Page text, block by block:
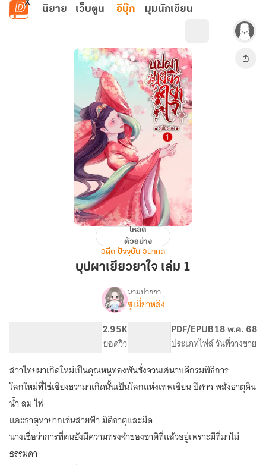
ข้ามไปยังเนื้อหาหลัก
นิยาย เว็บตูน อีบุ๊ก มุมนักเขียน
บุปผา
เยียวยา
ใจ
เล่ม
โหลด
ตัวอย่าง
อดีต ปัจจุบัน อนาคต
บุปผาเยียวยาใจ เล่ม 1
เรื่อง
นามปากกา
ซูเมี่ยวหลิง
2.95K
ยอดวิว
PDF/EPUB
ประเภทไฟล์
18 พ.ค. 68
วันที่วางขาย
สาวไทยมาเกิดใหม่เป็นคุณหนูทองพันชั่งจวนเสนาบดีกรมพิธีการ
โลกใหม่ที่ไช่เซียงฮวามาเกิดนั้นเป็นโลกแห่งเทพเซียน ปีศาจ พลังธาตุดิน
น้ำ ลม ไฟ
และธาตุหายากเช่นสายฟ้า มิติธาตุและมืด
นางเชื่อว่าการที่ตนยังมีความทรงจำของชาติที่แล้วอยู่เพราะมีที่มาไม่
ธรรมดา